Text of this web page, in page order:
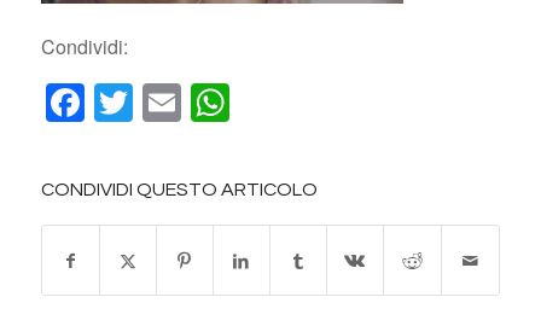
Condividi:
Facebook
Twitter
EmailWhatsApp
CONDIVIDI QUESTO ARTICOLO